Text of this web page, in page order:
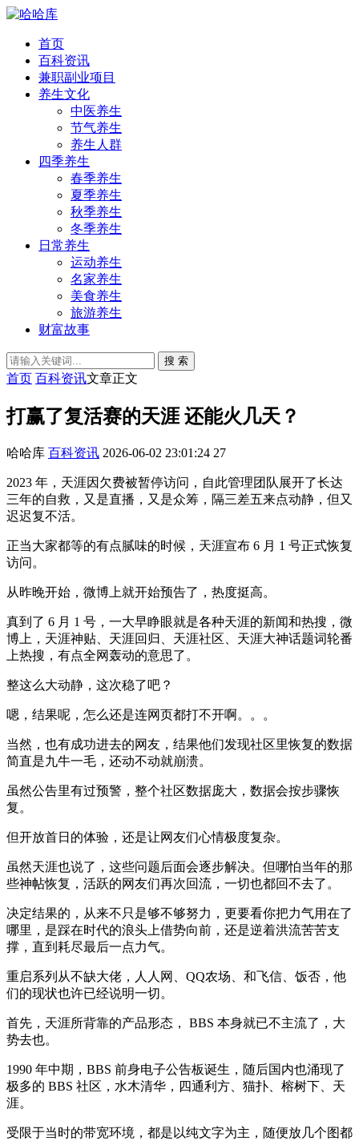
首页
百科资讯
兼职副业项目
养生文化
中医养生
节气养生
养生人群
四季养生
春季养生
夏季养生
秋季养生
冬季养生
日常养生
运动养生
名家养生
美食养生
旅游养生
财富故事
搜 索
首页 百科资讯文章正文
打赢了复活赛的天涯 还能火几天？
哈哈库 百科资讯 2026-06-02 23:01:24 27
2023 年，天涯因欠费被暂停访问，自此管理团队展开了长达
三年的自救，又是直播，又是众筹，隔三差五来点动静，但又
迟迟复不活。
正当大家都等的有点腻味的时候，天涯宣布 6 月 1 号正式恢复
访问。
从昨晚开始，微博上就开始预告了，热度挺高。
真到了 6 月 1 号，一大早睁眼就是各种天涯的新闻和热搜，微
博上，天涯神贴、天涯回归、天涯社区、天涯大神话题词轮番
上热搜，有点全网轰动的意思了。
整这么大动静，这次稳了吧？
嗯，结果呢，怎么还是连网页都打不开啊。。。
当然，也有成功进去的网友，结果他们发现社区里恢复的数据
简直是九牛一毛，还动不动就崩溃。
虽然公告里有过预警，整个社区数据庞大，数据会按步骤恢
复。
但开放首日的体验，还是让网友们心情极度复杂。
虽然天涯也说了，这些问题后面会逐步解决。但哪怕当年的那
些神帖恢复，活跃的网友们再次回流，一切也都回不去了。
决定结果的，从来不只是够不够努力，更要看你把力气用在了
哪里，是踩在时代的浪头上借势向前，还是逆着洪流苦苦支
撑，直到耗尽最后一点力气。
重启系列从不缺大佬，人人网、QQ农场、和飞信、饭否，他
们的现状也许已经说明一切。
首先，天涯所背靠的产品形态， BBS 本身就已不主流了，大
势去也。
1990 年中期，BBS 前身电子公告板诞生，随后国内也涌现了
极多的 BBS 社区，水木清华，四通利方、猫扑、榕树下、天
涯。
受限于当时的带宽环境，都是以纯文字为主，随便放几个图都